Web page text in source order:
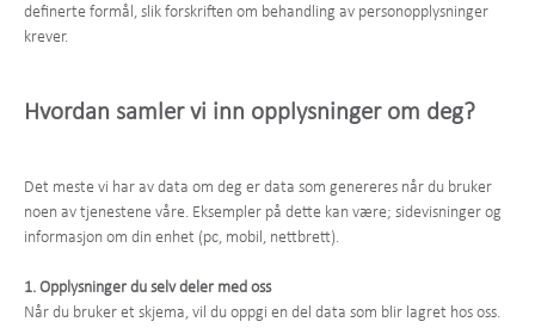
definerte formål, slik forskriften om behandling av personopplysninger
krever.
Hvordan samler vi inn opplysninger om deg?
Det meste vi har av data om deg er data som genereres når du bruker
noen av tjenestene våre. Eksempler på dette kan være; sidevisninger og
informasjon om din enhet (pc, mobil, nettbrett).
1. Opplysninger du selv deler med oss
Når du bruker et skjema, vil du oppgi en del data som blir lagret hos oss.